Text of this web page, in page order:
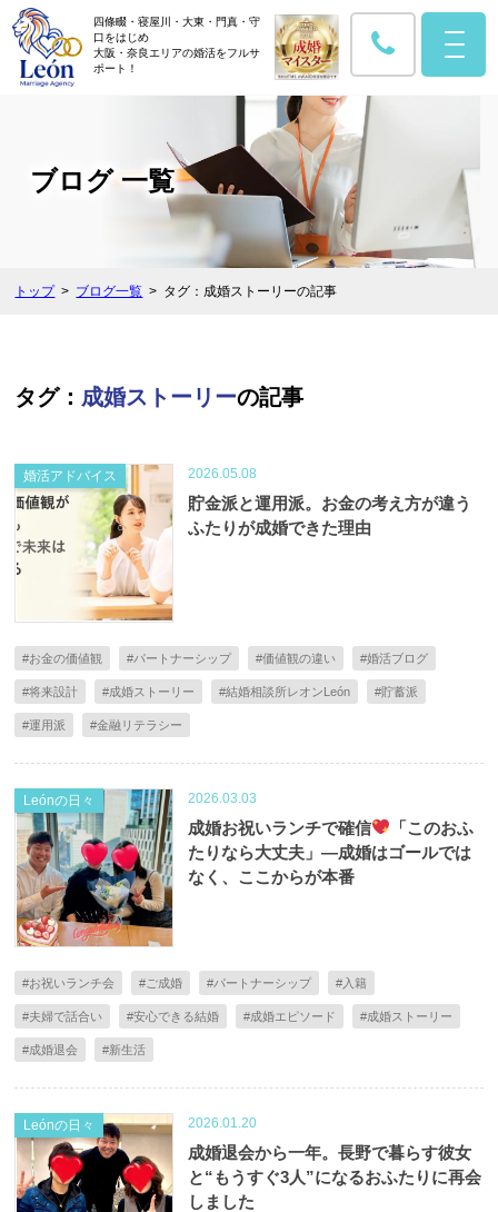
四條畷・寝屋川・大東・門真・守
口をはじめ
大阪・奈良エリアの婚活をフルサ
ポート！
ブログ 一覧
トップ ブログ一覧 タグ：成婚ストーリーの記事
タグ： 成婚ストーリーの記事
2026.05.08
婚活アドバイス
貯金派と運用派。お金の考え方が違う
ふたりが成婚できた理由
#お金の価値観 #パートナーシップ #価値観の違い #婚活ブログ
#将来設計 #成婚ストーリー #結婚相談所レオンLeón #貯蓄派
#運用派 #金融リテラシー
2026.03.03
Leónの日々
成婚お祝いランチで確信
「このおふ
たりなら大丈夫」—成婚はゴールでは
なく、ここからが本番
#お祝いランチ会 #ご成婚 #パートナーシップ #入籍
#夫婦で話合い #安心できる結婚 #成婚エピソード #成婚ストーリー
#成婚退会 #新生活
2026.01.20
Leónの日々
成婚退会から一年。長野で暮らす彼女
と“もうすぐ3人”になるおふたりに再会
しました